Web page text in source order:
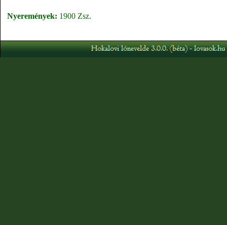
Nyeremények: 1900 Zsz.